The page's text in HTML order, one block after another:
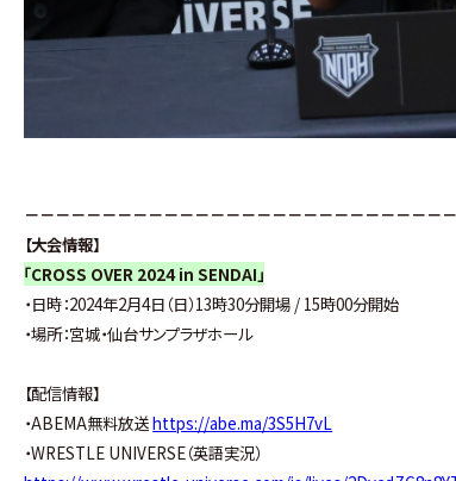
－－－－－－－－－－－－－－－－－－－－－－－－－－－
【大会情報】
「CROSS OVER 2024 in SENDAI」
・日時：2024年2月4日（日）13時30分開場 / 15時00分開始
・場所：宮城・仙台サンプラザホール
【配信情報】
・ABEMA無料放送https://abe.ma/3S5H7vL
・WRESTLE UNIVERSE（英語実況）